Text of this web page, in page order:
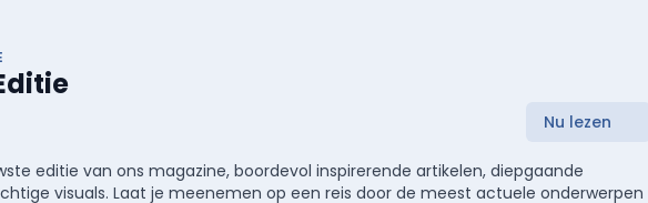
Nu lezen
editie van ons magazine, boordevol inspirerende artikelen, diepgaande
visuals. Laat je meenemen op een reis door de meest actuele onderwerpen